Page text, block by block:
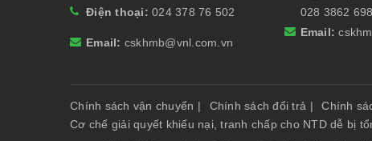
Điện thoại: 024 378 76 502
Email: cskhmb@vnl.com.vn
028 3862
Email:
Chính sách vận chuyển | Chính sách đổi trả | Chính
Cơ chế giải quyết khiếu nại, tranh chấp cho NTD dễ bị